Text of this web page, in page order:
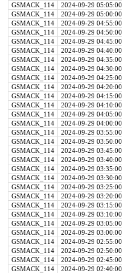
GSMACK_114
2024-09-29 05:05:00
GSMACK_114
2024-09-29 05:00:00
GSMACK_114
2024-09-29 04:55:00
GSMACK_114
2024-09-29 04:50:00
GSMACK_114
2024-09-29 04:45:00
GSMACK_114
2024-09-29 04:40:00
GSMACK_114
2024-09-29 04:35:00
GSMACK_114
2024-09-29 04:30:00
GSMACK_114
2024-09-29 04:25:00
GSMACK_114
2024-09-29 04:20:00
GSMACK_114
2024-09-29 04:15:00
GSMACK_114
2024-09-29 04:10:00
GSMACK_114
2024-09-29 04:05:00
GSMACK_114
2024-09-29 04:00:00
GSMACK_114
2024-09-29 03:55:00
GSMACK_114
2024-09-29 03:50:00
GSMACK_114
2024-09-29 03:45:00
GSMACK_114
2024-09-29 03:40:00
GSMACK_114
2024-09-29 03:35:00
GSMACK_114
2024-09-29 03:30:00
GSMACK_114
2024-09-29 03:25:00
GSMACK_114
2024-09-29 03:20:00
GSMACK_114
2024-09-29 03:15:00
GSMACK_114
2024-09-29 03:10:00
GSMACK_114
2024-09-29 03:05:00
GSMACK_114
2024-09-29 03:00:00
GSMACK_114
2024-09-29 02:55:00
GSMACK_114
2024-09-29 02:50:00
GSMACK_114
2024-09-29 02:45:00
GSMACK_114
2024-09-29 02:40:00